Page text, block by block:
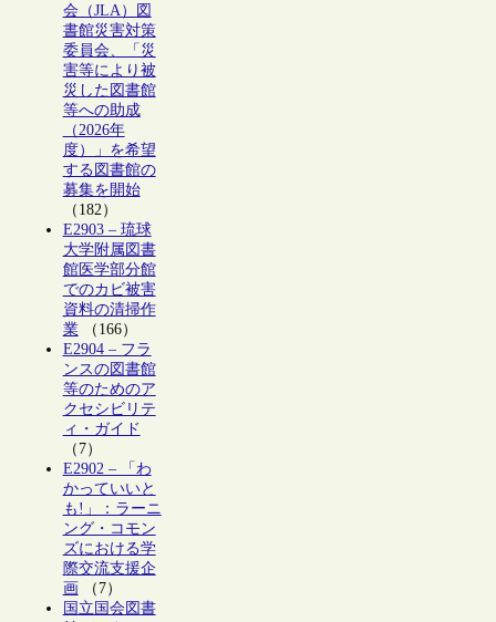
会（JLA）図
書館災害対策
委員会、「災
害等により被
災した図書館
等への助成
（2026年
度）」を希望
する図書館の
募集を開始
（182）
E2903 – 琉球
大学附属図書
館医学部分館
でのカビ被害
資料の清掃作
業（166）
E2904 – フラ
ンスの図書館
等のためのア
クセシビリテ
ィ・ガイド
（7）
E2902 – 「わ
かっていいと
も!」：ラーニ
ング・コモン
ズにおける学
際交流支援企
画 （7）
国立国会図書